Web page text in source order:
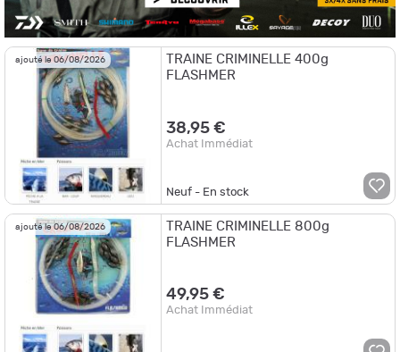
ajouté le 06/08/2026
TRAINE CRIMINELLE 400g
FLASHMER
38,95 €
Achat Immédiat
Neuf - En stock
ajouté le 06/08/2026
TRAINE CRIMINELLE 800g
FLASHMER
49,95 €
Achat Immédiat